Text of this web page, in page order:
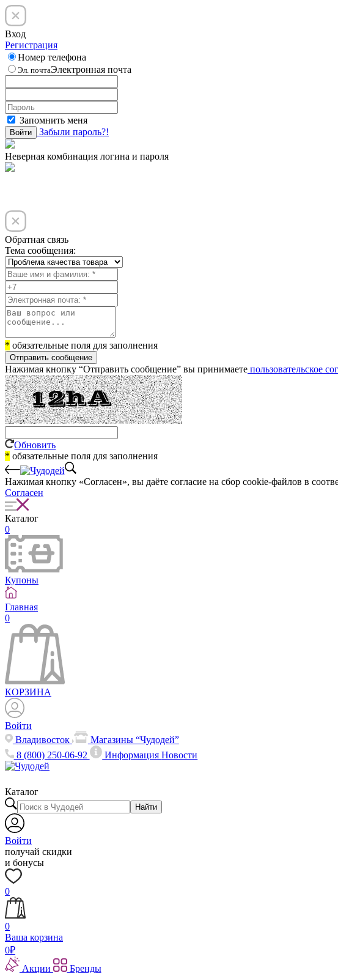
Вход
Регистрация
Номер телефона
Эл. почтаЭлектронная почта
Запомнить меня
Войти Забыли пароль?!
Неверная комбинация логина и пароля
Обратная связь
Тема сообщения:
* обязательные поля для заполнения
Отправить сообщение
Нажимая кнопку “Отправить сообщение” вы принимаете пользовательское
Обновить
* обязательные поля для заполнения
Нажимая кнопку «Согласен», вы даёте cогласие на сбор cookie-файлов в
Согласен
Каталог
0
Купоны
Главная
0
КОРЗИНА
Войти
Владивосток
Магазины “Чудодей”
8 (800) 250-06-92
ИнформацияНовости
Каталог
Найти
Войти
получай скидки
и бонусы
0
0
Ваша корзина
0₽
Акции
Бренды